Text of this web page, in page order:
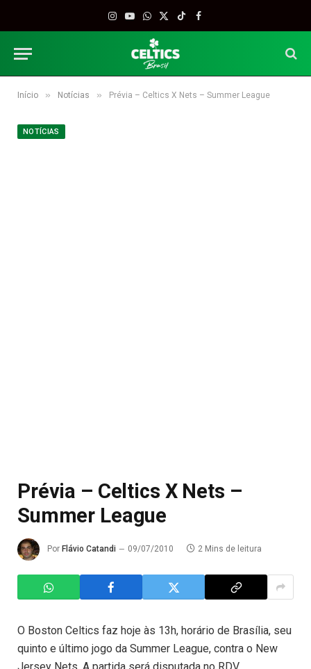
Instagram
YouTube
WhatsApp
X
TikTokFacebook
Início » Notícias » Prévia – Celtics X Nets – Summer League
NOTÍCIAS
Prévia – Celtics X Nets –
Summer League
Por Flávio Catandi 09/07/2010 2 Mins de leitura
O Boston Celtics faz hoje às 13h, horário de Brasília, seu
quinto e último jogo da Summer League, contra o New